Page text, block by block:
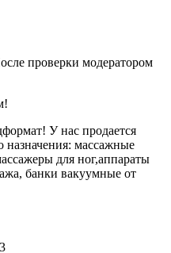
проверки модератором
У нас продается
назначения: массажные
для ног,аппараты
банки вакуумные от